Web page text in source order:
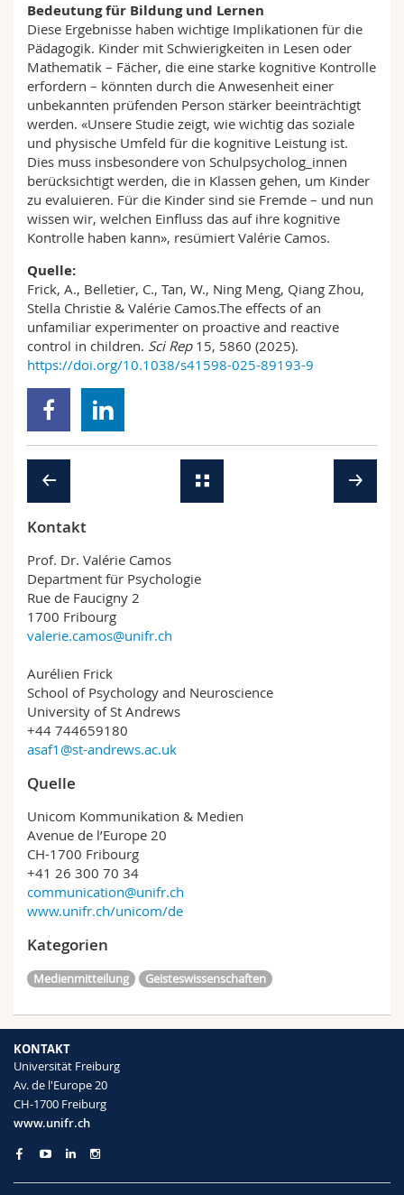
Bedeutung für Bildung und Lernen
Diese Ergebnisse haben wichtige Implikationen für die
Pädagogik. Kinder mit Schwierigkeiten in Lesen oder
Mathematik – Fächer, die eine starke kognitive Kontrolle
erfordern – könnten durch die Anwesenheit einer
unbekannten prüfenden Person stärker beeinträchtigt
werden. «Unsere Studie zeigt, wie wichtig das soziale
und physische Umfeld für die kognitive Leistung ist.
Dies muss insbesondere von Schulpsycholog_innen
berücksichtigt werden, die in Klassen gehen, um Kinder
zu evaluieren. Für die Kinder sind sie Fremde – und nun
wissen wir, welchen Einfluss das auf ihre kognitive
Kontrolle haben kann», resümiert Valérie Camos.
Quelle:
Frick, A., Belletier, C., Tan, W., Ning Meng, Qiang Zhou,
Stella Christie & Valérie Camos.The effects of an
unfamiliar experimenter on proactive and reactive
control in children. Sci Rep15, 5860 (2025).
https://doi.org/10.1038/s41598-025-89193-9
Kontakt
Prof. Dr. Valérie Camos
Department für Psychologie
Rue de Faucigny 2
1700 Fribourg
valerie.camos@unifr.ch
Aurélien Frick
School of Psychology and Neuroscience
University of St Andrews
+44 744659180
asaf1@st-andrews.ac.uk
Quelle
Unicom Kommunikation & Medien
Avenue de l’Europe 20
CH-1700 Fribourg
+41 26 300 70 34
communication@unifr.ch
www.unifr.ch/unicom/de
Kategorien
Medienmitteilung Geisteswissenschaften
KONTAKT
Universität Freiburg
Av. de l'Europe 20
CH-1700 Freiburg
www.unifr.ch